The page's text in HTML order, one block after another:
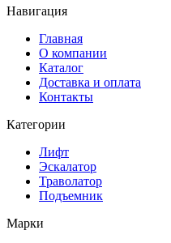
Навигация
Главная
О компании
Каталог
Доставка и оплата
Контакты
Категории
Лифт
Эскалатор
Траволатор
Подъемник
Марки